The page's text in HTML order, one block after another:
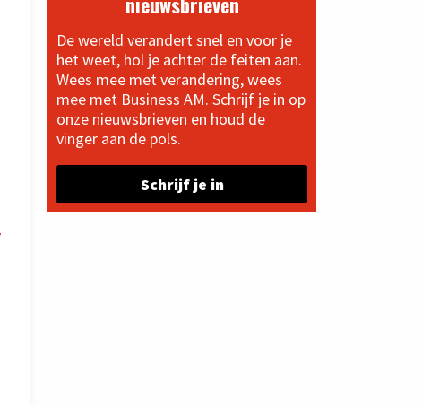
De wereld verandert snel en voor je
het weet, hol je achter de feiten aan.
Wees mee met verandering, wees
mee met Business AM. Schrijf je in op
onze nieuwsbrieven en houd de
vinger aan de pols.
Schrijf je in